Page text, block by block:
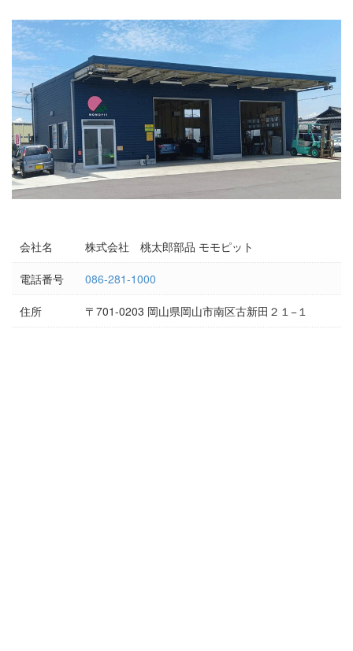
会社名 株式会社 桃太郎部品 モモピット
電話番号 086-281-1000
住所 〒701-0203 岡山県岡山市南区古新田２１−１